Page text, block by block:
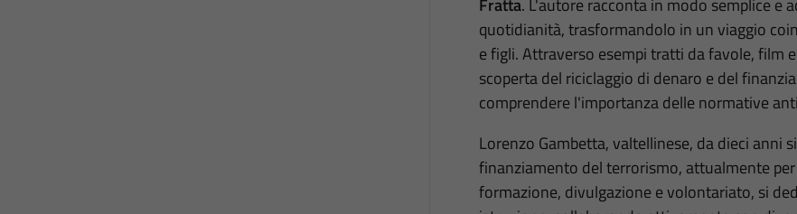
Fratta. L'autore racconta in modo semplice e
quotidianità, trasformandolo in un viaggio
e figli. Attraverso esempi tratti da favole, film
scoperta del riciclaggio di denaro e del
comprendere l'importanza delle normative
Lorenzo Gambetta, valtellinese, da dieci anni
finanziamento del terrorismo, attualmente
formazione, divulgazione e volontariato, si